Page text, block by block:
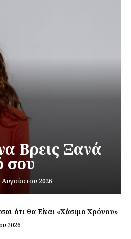
τώρα!
Βρεις Ξανά
σου
Αυγούστου 2026
ότι θα Είναι «Χάσιμο Χρόνου»
2026